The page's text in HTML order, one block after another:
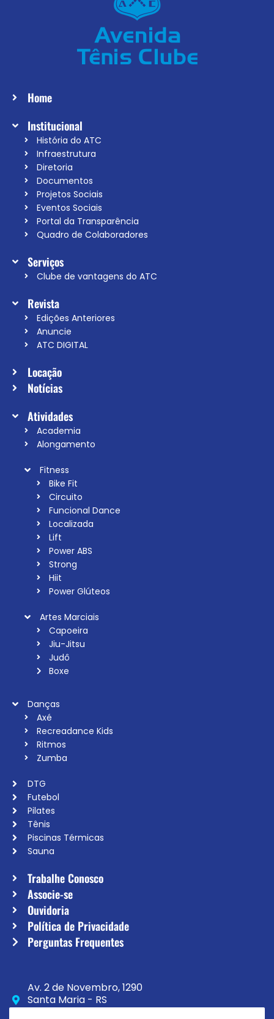
Home
Institucional
História do ATC
Infraestrutura
Diretoria
Documentos
Projetos Sociais
Eventos Sociais
Portal da Transparência
Quadro de Colaboradores
Serviços
Clube de vantagens do ATC
Revista
Edições Anteriores
Anuncie
ATC DIGITAL
Locação
Notícias
Atividades
Academia
Alongamento
Fitness
Bike Fit
Circuito
Funcional Dance
Localizada
Lift
Power ABS
Strong
Hiit
Power Glúteos
Artes Marciais
Capoeira
Jiu-Jitsu
Judô
Boxe
Danças
Axé
Recreadance Kids
Ritmos
Zumba
DTG
Futebol
Pilates
Tênis
Piscinas Térmicas
Sauna
Trabalhe Conosco
Associe-se
Ouvidoria
Política de Privacidade
Perguntas Frequentes
Av. 2 de Novembro, 1290
Santa Maria - RS
CEP 97020-230